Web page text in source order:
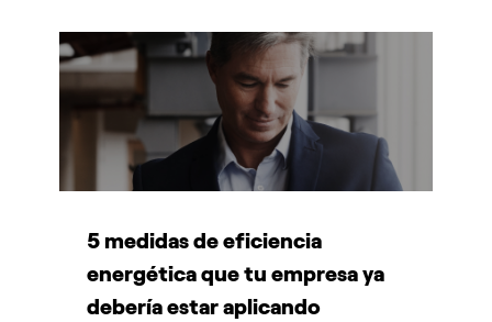
5 medidas de eficiencia
energética que tu empresa ya
debería estar aplicando